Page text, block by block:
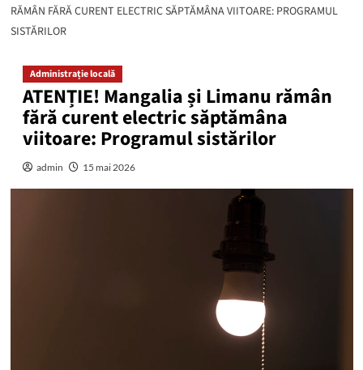
RĂMÂN FĂRĂ CURENT ELECTRIC SĂPTĂMÂNA VIITOARE: PROGRAMUL
SISTĂRILOR
Administrație locală
ATENȚIE! Mangalia și Limanu rămân
fără curent electric săptămâna
viitoare: Programul sistărilor
admin 15 mai 2026